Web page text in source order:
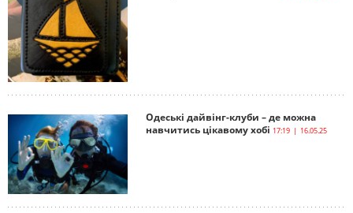
Одеські дайвінг-клуби – де можна
навчитись цікавому хобі 17:19 | 16.05.25